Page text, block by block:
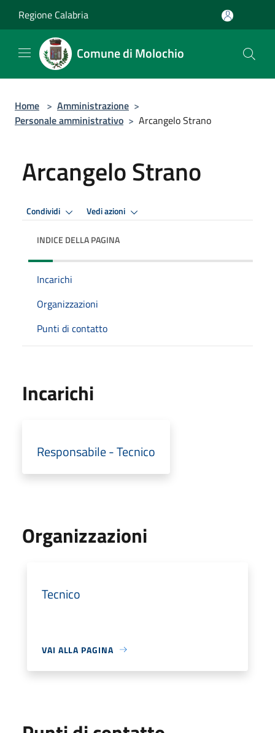
Regione Calabria
Comune di Molochio
Home > Amministrazione >
Personale amministrativo > Arcangelo Strano
Arcangelo Strano
Condividi Vedi azioni
INDICE DELLA PAGINA
Incarichi
Organizzazioni
Punti di contatto
Incarichi
Responsabile - Tecnico
Organizzazioni
Tecnico
VAI ALLA PAGINA